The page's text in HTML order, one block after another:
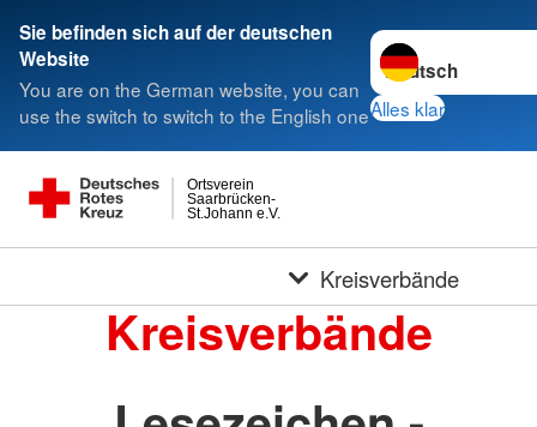
Sie befinden sich auf der deutschen
Website
You are on the German website, you can
use the switch to switch to the English one
Sprache wechseln
Alles klar
St.Johann e.V.
Saarbrücken-
Ortsverein
Kreisverbände
Kreisverbände